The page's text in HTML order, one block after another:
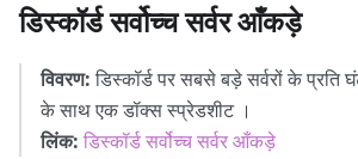
डिस्कॉर्ड सर्वोच्च सर्वर आँकड़े
विवरण:डिस्कॉर्ड पर सबसे बड़े सर्वरों के
के साथ एक डॉक्स स्प्रेडशीट ।
लिंक: डिस्कॉर्ड सर्वोच्च सर्वर आँकड़े